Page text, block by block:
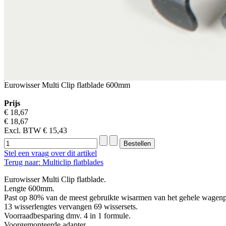
Eurowisser Multi Clip flatblade 600mm
Prijs
€ 18,67
€ 18,67
Excl. BTW € 15,43
Stel een vraag over dit artikel
Terug naar: Multiclip flatblades
Eurowisser Multi Clip flatblade.
Lengte 600mm.
Past op 80% van de meest gebruikte wisarmen van het gehele
13 wisserlengtes vervangen 69 wissersets.
Voorraadbesparing dmv. 4 in 1 formule.